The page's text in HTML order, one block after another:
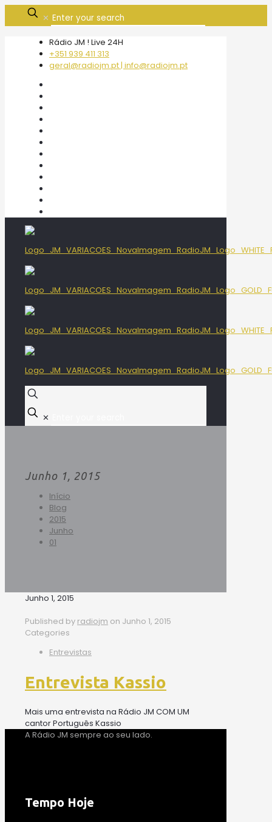
✕
Rádio JM ! Live 24H
+351 939 411 313
geral@radiojm.pt | info@radiojm.pt
✕
Junho 1, 2015
Início
Blog
2015
Junho
01
Junho 1, 2015
Published by radiojm on Junho 1, 2015
Categories
Entrevistas
Entrevista Kassio
Mais uma entrevista na Rádio JM COM UM
cantor Português Kassio
A Rádio JM sempre ao seu lado.
Tempo Hoje